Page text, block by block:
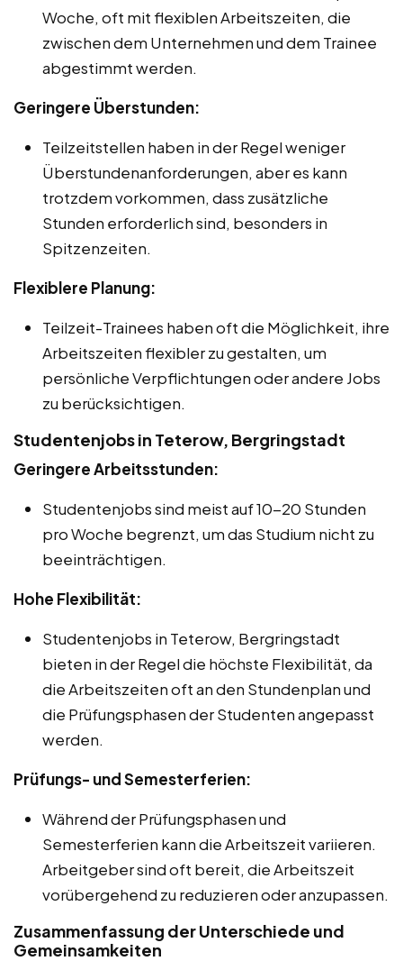
Woche, oft mit flexiblen Arbeitszeiten, die
zwischen dem Unternehmen und dem Trainee
abgestimmt werden.
Geringere Überstunden:
Teilzeitstellen haben in der Regel weniger
Überstundenanforderungen, aber es kann
trotzdem vorkommen, dass zusätzliche
Stunden erforderlich sind, besonders in
Spitzenzeiten.
Flexiblere Planung:
Teilzeit-Trainees haben oft die Möglichkeit, ihre
Arbeitszeiten flexibler zu gestalten, um
persönliche Verpflichtungen oder andere Jobs
zu berücksichtigen.
Studentenjobs in Teterow, Bergringstadt
Geringere Arbeitsstunden:
Studentenjobs sind meist auf 10-20 Stunden
pro Woche begrenzt, um das Studium nicht zu
beeinträchtigen.
Hohe Flexibilität:
Studentenjobs in Teterow, Bergringstadt
bieten in der Regel die höchste Flexibilität, da
die Arbeitszeiten oft an den Stundenplan und
die Prüfungsphasen der Studenten angepasst
werden.
Prüfungs- und Semesterferien:
Während der Prüfungsphasen und
Semesterferien kann die Arbeitszeit variieren.
Arbeitgeber sind oft bereit, die Arbeitszeit
vorübergehend zu reduzieren oder anzupassen.
Zusammenfassung der Unterschiede und
Gemeinsamkeiten